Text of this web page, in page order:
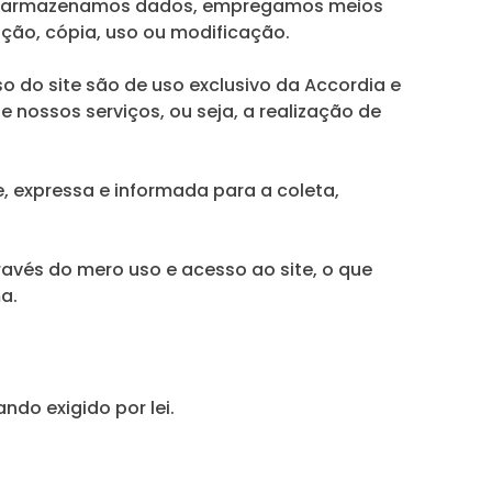
dados, empregamos meios
cópia, uso ou modificação.
do site são de uso exclusivo da Accordia e
serviços, ou seja, a realização de
expressa e informada para a coleta,
do mero uso e acesso ao site, o que
exigido por lei.